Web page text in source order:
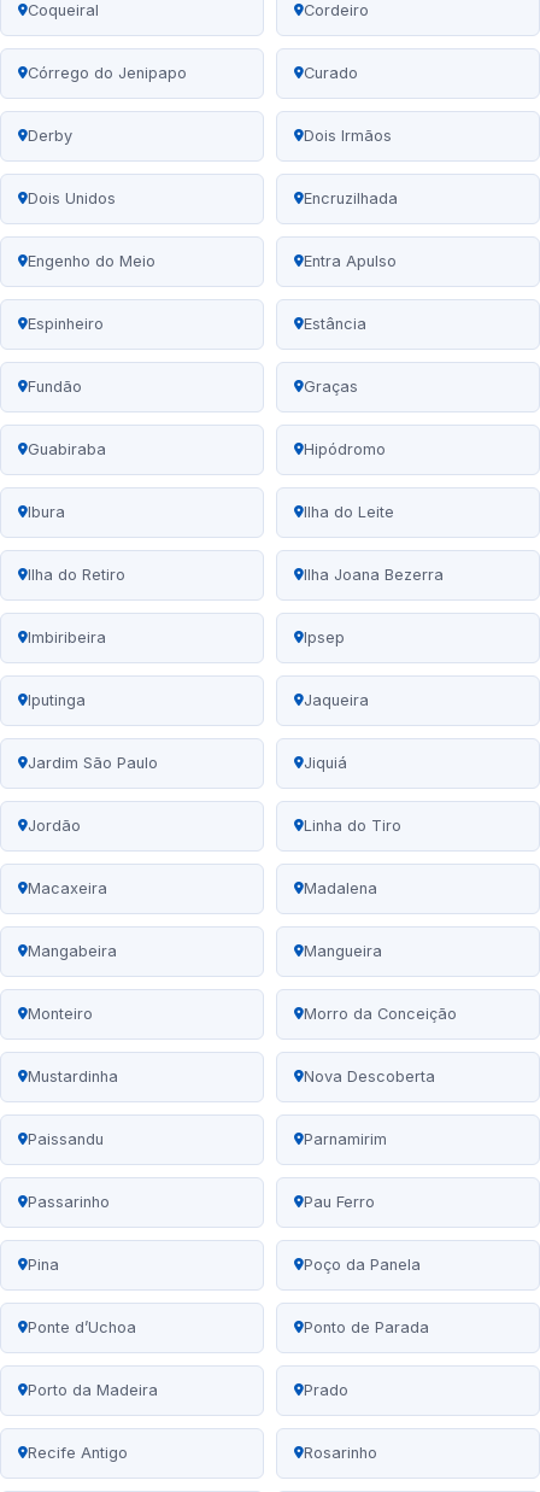
Coqueiral Cordeiro
Córrego do Jenipapo Curado
Derby Dois Irmãos
Dois Unidos Encruzilhada
Engenho do Meio Entra Apulso
Espinheiro Estância
Fundão Graças
Guabiraba Hipódromo
Ibura Ilha do Leite
Ilha do Retiro Ilha Joana Bezerra
Imbiribeira Ipsep
Iputinga Jaqueira
Jardim São Paulo Jiquiá
Jordão Linha do Tiro
Macaxeira Madalena
Mangabeira Mangueira
Monteiro Morro da Conceição
Mustardinha Nova Descoberta
Paissandu Parnamirim
Passarinho Pau Ferro
Pina Poço da Panela
Ponte d’Uchoa Ponto de Parada
Porto da Madeira Prado
Recife Antigo Rosarinho